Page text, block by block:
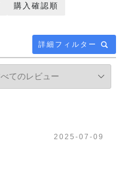
詳細フィルター
購入確認順
2025-07-09